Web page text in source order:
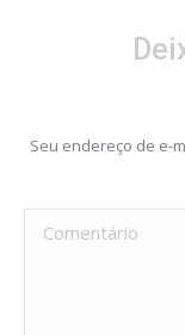
Seu endereço de e-
Comentário